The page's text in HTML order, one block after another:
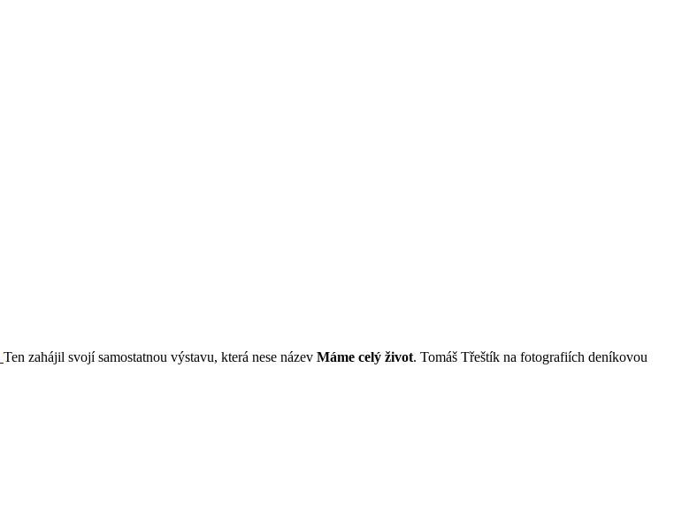
Ten zahájil svojí samostatnou výstavu, která nese název Máme celý život. Tomáš Třeštík na fotografiích deníkovou